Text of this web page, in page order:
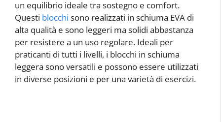
un equilibrio ideale tra sostegno e comfort.
Questi blocchi sono realizzati in schiuma EVA di
alta qualità e sono leggeri ma solidi abbastanza
per resistere a un uso regolare. Ideali per
praticanti di tutti i livelli, i blocchi in schiuma
leggera sono versatili e possono essere utilizzati
in diverse posizioni e per una varietà di esercizi.